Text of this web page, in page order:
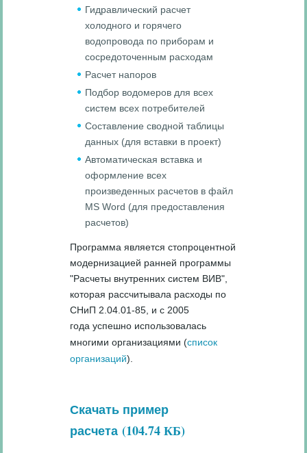
Гидравлический расчет
холодного и горячего
водопровода по приборам и
сосредоточенным расходам
Расчет напоров
Подбор водомеров для всех
систем всех потребителей
Составление сводной таблицы
данных (для вставки в проект)
Автоматическая вставка и
оформление всех
произведенных расчетов в файл
MS Word (для предоставления
расчетов)
Программа является стопроцентной
модернизацией ранней программы
"Расчеты внутренних систем ВИВ",
которая рассчитывала расходы по
СНиП 2.04.01-85, и с 2005
года успешно использовалась
многими организациями (список
организаций).
Скачать пример
расчета (104.74 КБ)